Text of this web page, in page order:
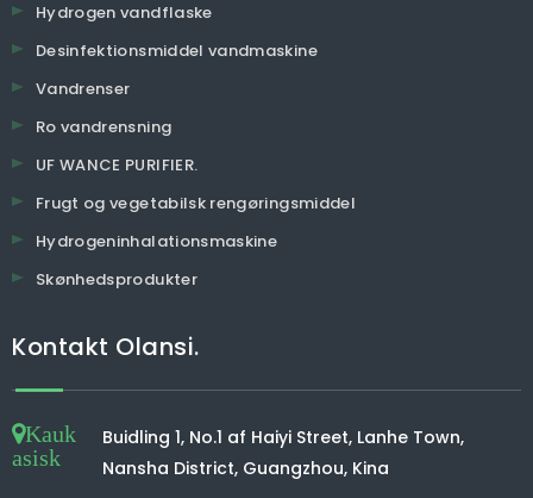
Hydrogen vandflaske
Desinfektionsmiddel vandmaskine
Vandrenser
Ro vandrensning
UF WANCE PURIFIER.
Frugt og vegetabilsk rengøringsmiddel
Hydrogeninhalationsmaskine
Skønhedsprodukter
Kontakt Olansi.
Kauk
asisk
Buidling 1, No.1 af Haiyi Street, Lanhe Town,
Nansha District, Guangzhou, Kina